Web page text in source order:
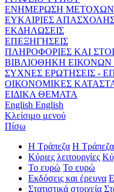
ΕΝΗΜΕΡΩΣΗ ΜΕΤΟΧΩΝ
ΕΥΚΑΙΡΙΕΣ
ΕΚΔΗΛΩΣΕΙΣ
ΕΠΕΞΗΓΗΣΕΙΣ
ΠΛΗΡΟΦΟΡΙΕΣ ΚΑΙ
ΒΙΒΛΙΟΘΗΚΗ ΕΙΚΟΝΩΝ
ΣΥΧΝΕΣ ΕΡΩΤΗΣΕΙΣ -
ΟΙΚΟΝΟΜΙΚΕΣ
ΕΙΔΙΚΑ ΘΕΜΑΤΑ
English English
Κλείσιμο μενού
Πίσω
Η Τράπεζα Η Τράπεζα
Κύριες λειτουργίες
Το ευρώ Το ευρώ
Εκδόσεις και έρευνα
Στατιστικά στοιχεία